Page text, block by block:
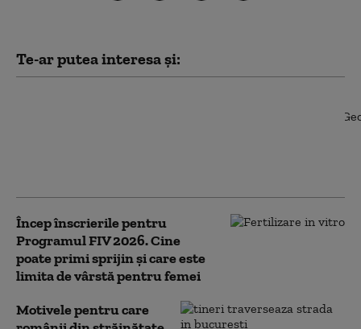
Te-ar putea interesa și:
Încep înscrierile pentru
Programul FIV 2026. Cine
poate primi sprijin și care este
limita de vârstă pentru femei
Motivele pentru care